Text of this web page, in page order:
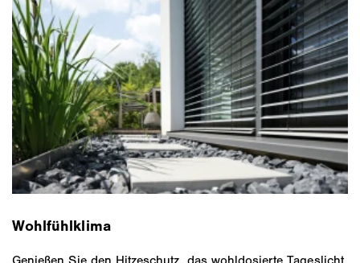
Wohlfühlklima
Genießen Sie den Hitzeschutz, das wohldosierte Tageslicht